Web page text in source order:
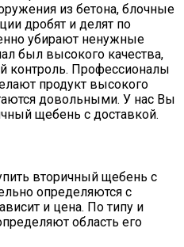
из бетона, блочные
дробят и делят по
убирают ненужные
был высокого качества,
контроль. Профессионалы
продукт высокого
довольными. У нас Вы
щебень с доставкой.
вторичный щебень с
определяются с
и цена. По типу и
область его